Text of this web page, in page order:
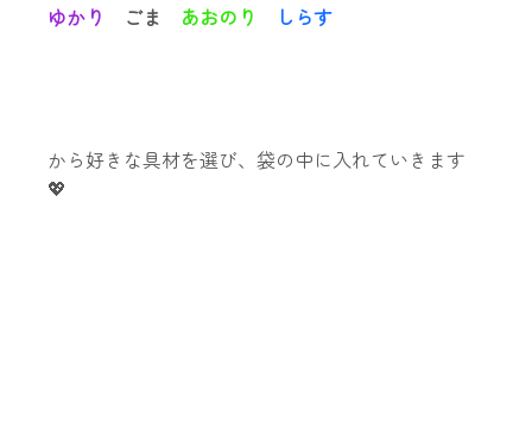
ゆかり ごま あおのり しらす
から好きな具材を選び、袋の中に入れていきます
💖